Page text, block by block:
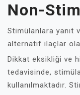
Non-
Stimülanlara yanıt
alternatif ilaçlar
Dikkat eksikliği ve
tedavisinde,
kullanılmaktadır.